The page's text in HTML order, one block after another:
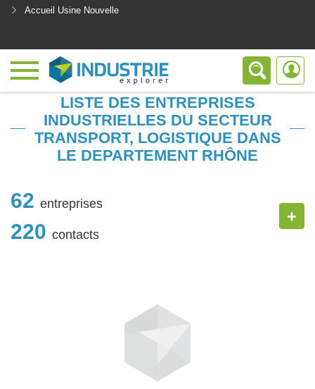
Accueil Usine Nouvelle
LISTE DES ENTREPRISES
INDUSTRIELLES DU SECTEUR
TRANSPORT, LOGISTIQUE DANS
LE DEPARTEMENT RHÔNE
62 entreprises
220 contacts
+